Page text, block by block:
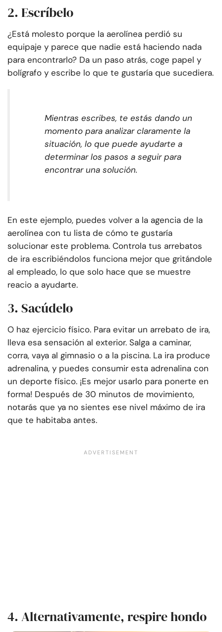
2. Escríbelo
¿Está molesto porque la aerolínea perdió su
equipaje y parece que nadie está haciendo nada
para encontrarlo? Da un paso atrás, coge papel y
bolígrafo y escribe lo que te gustaría que sucediera.
Mientras escribes, te estás dando un
momento para analizar claramente la
situación, lo que puede ayudarte a
determinar los pasos a seguir para
encontrar una solución.
En este ejemplo, puedes volver a la agencia de la
aerolínea con tu lista de cómo te gustaría
solucionar este problema. Controla tus arrebatos
de ira escribiéndolos funciona mejor que gritándole
al empleado, lo que solo hace que se muestre
reacio a ayudarte.
3. Sacúdelo
O haz ejercicio físico. Para evitar un arrebato de ira,
lleva esa sensación al exterior. Salga a caminar,
corra, vaya al gimnasio o a la piscina. La ira produce
adrenalina, y puedes consumir esta adrenalina con
un deporte físico. ¡Es mejor usarlo para ponerte en
forma! Después de 30 minutos de movimiento,
notarás que ya no sientes ese nivel máximo de ira
que te habitaba antes.
4. Alternativamente, respire hondo